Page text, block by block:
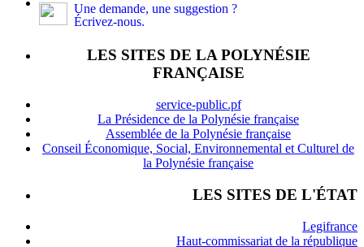
Une demande, une suggestion ?
Écrivez-nous.
LES SITES DE LA POLYNÉSIE
FRANÇAISE
service-public.pf
La Présidence de la Polynésie française
Assemblée de la Polynésie française
Conseil Économique, Social, Environnemental et Culturel de
la Polynésie française
LES SITES DE L'ÉTAT
Legifrance
Haut-commissariat de la république